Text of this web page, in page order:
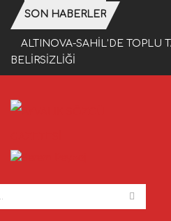
SON HABERLER
ALTINOVA-SAHİL’DE TOPLU
BELİRSİZLİĞİ